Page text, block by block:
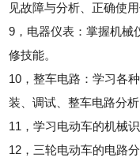
见故障与分析、正确使
9，电器仪表：掌握机械
修技能。
10，整车电路：学习各
装、调试、整车电路分
11，学习电动车的机械识
12，三轮电动车的电路